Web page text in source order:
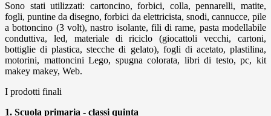
Sono stati utilizzati: cartoncino, forbici, colla, pennarelli, matite,
fogli, puntine da disegno, forbici da elettricista, snodi, cannucce, pile
a bottoncino (3 volt), nastro isolante, fili di rame, pasta modellabile
conduttiva, led, materiale di riciclo (giocattoli vecchi, cartoni,
bottiglie di plastica, stecche di gelato), fogli di acetato, plastilina,
motorini, mattoncini Lego, spugna colorata, libri di testo, pc, kit
makey makey, Web.
I prodotti finali
1. Scuola primaria - classi quinta